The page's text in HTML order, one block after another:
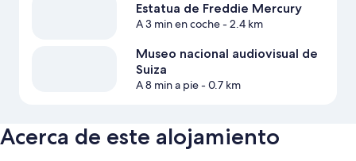
Estatua de Freddie Mercury
A 3 min en coche- 2.4 km
Museo nacional audiovisual de
Suiza
A 8 min a pie- 0.7 km
Acerca de este alojamiento